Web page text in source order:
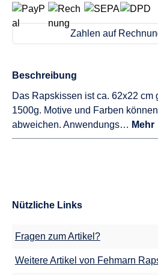
Zahlen auf
Beschreibung
Das Rapskissen ist ca. 62x22 cm
1500g. Motive und Farben
abweichen. Anwendungs… Mehr
Nützliche Links
Fragen zum Artikel?
Weitere Artikel von Fehmarn